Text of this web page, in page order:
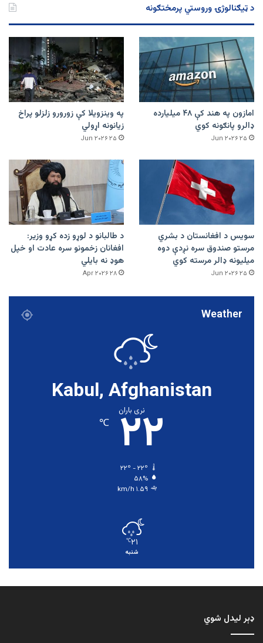
د ټیګنالوژۍ وروستي پرمختګونه
امازون په هند کې ۴۸ میلیارده
ډالرو پانګونه کوي
۲۵ Jun ۲۰۲۶
په وینزویلا کې زورورو زلزلو پراخ
زیانونه اړولي
۲۵ Jun ۲۰۲۶
سویس د افغانستان د بشري
مرستو صندوق سره نږدې دوه
میلیونه ډالر مرسته کوي
۲۵ Jun ۲۰۲۶
د طالبانو د لوړو زده کړو وزیر:
افغانان زخمونو سره عادت او خپل
هوډ نه بایلي
۲۸ Apr ۲۰۲۶
Weather
Kabul, Afghanistan
نری باران
۲۲ ℃
۵۸%
۱.۵۹ km/h
۲۱℃
شنبه
ډېر لیدل شوي